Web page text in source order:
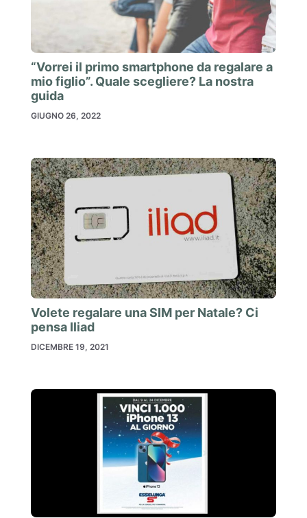
“Vorrei il primo smartphone da regalare a
mio figlio”. Quale scegliere? La nostra
guida
GIUGNO 26, 2022
Volete regalare una SIM per Natale? Ci
pensa Iliad
DICEMBRE 19, 2021